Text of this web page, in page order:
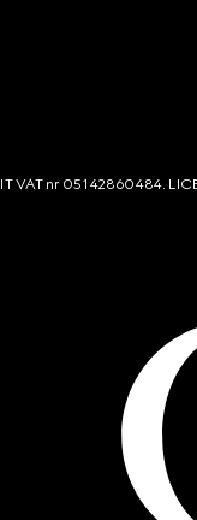
VAT nr 05142860484.